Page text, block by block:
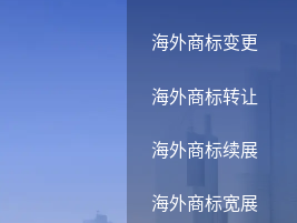
海外商标变更
海外商标转让
海外商标续展
海外商标宽展